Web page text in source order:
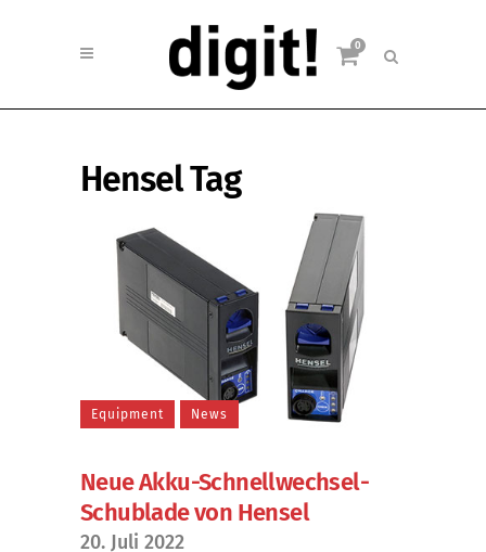
0
Hensel Tag
Equipment News
Neue Akku-Schnellwechsel-
Schublade von Hensel
20. Juli 2022